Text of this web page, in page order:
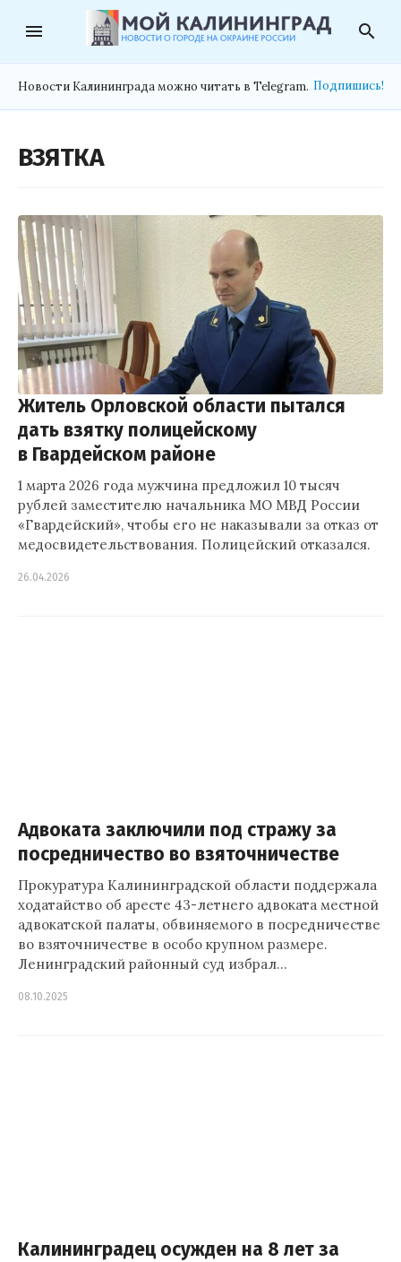
menu search
Новости Калининграда можно читать в Telegram. Подпишись!
ВЗЯТКА
Житель Орловской области пытался
дать взятку полицейскому
в Гвардейском районе
1 марта 2026 года мужчина предложил 10 тысяч
рублей заместителю начальника МО МВД России
«Гвардейский», чтобы его не наказывали за отказ от
медосвидетельствования. Полицейский отказался.
26.04.2026
Адвоката заключили под стражу за
посредничество во взяточничестве
Прокуратура Калининградской области поддержала
ходатайство об аресте 43-летнего адвоката местной
адвокатской палаты, обвиняемого в посредничестве
во взяточничестве в особо крупном размере.
Ленинградский районный суд избрал…
08.10.2025
Калининградец осужден на 8 лет за